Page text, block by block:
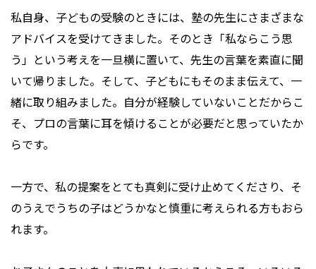
私自身、子どもの受験のときには、塾の先生にさまざまな
アドバイスを受けてきました。そのとき「私ならこう思
う」という考えを一旦横に置いて、先生の言葉を素直に聞
いて帰りました。そして、子どもにもそのまま伝えて、一
緒に取り組みました。自分が経験していないことだからこ
そ、プロの言葉に耳を傾けることが必要だと思っていたか
らです。
一方で、私の提案をとても真剣に受け止めてくださり、そ
のうえでうちの子はどうかなと慎重に考えられる方もおら
れます。